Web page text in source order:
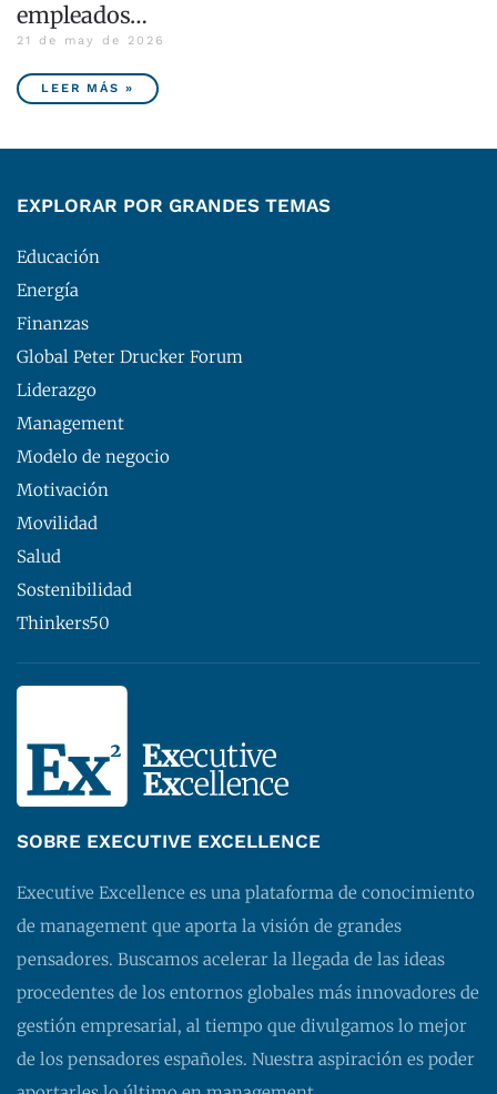
empleados…
21 de may de 2026
LEER MÁS »
EXPLORAR POR GRANDES TEMAS
Educación
Energía
Finanzas
Global Peter Drucker Forum
Liderazgo
Management
Modelo de negocio
Motivación
Movilidad
Salud
Sostenibilidad
Thinkers50
SOBRE EXECUTIVE EXCELLENCE
Executive Excellence es una plataforma de conocimiento
de management que aporta la visión de grandes
pensadores. Buscamos acelerar la llegada de las ideas
procedentes de los entornos globales más innovadores de
gestión empresarial, al tiempo que divulgamos lo mejor
de los pensadores españoles. Nuestra aspiración es poder